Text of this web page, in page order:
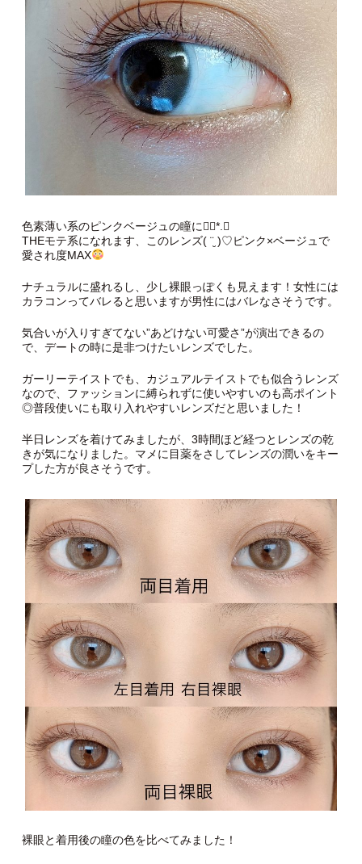
色素薄い系のピンクベージュの瞳に❁⃘*.ﾟ
THEモテ系になれます、このレンズ( ¨̮ )︎︎♡ピンク×ベージュで
愛され度MAX
ナチュラルに盛れるし、少し裸眼っぽくも見えます！女性には
カラコンってバレると思いますが男性にはバレなさそうです。
気合いが入りすぎてない”あどけない可愛さ”が演出できるの
で、デートの時に是非つけたいレンズでした。
ガーリーテイストでも、カジュアルテイストでも似合うレンズ
なので、ファッションに縛られずに使いやすいのも高ポイント
◎普段使いにも取り入れやすいレンズだと思いました！
半日レンズを着けてみましたが、3時間ほど経つとレンズの乾
きが気になりました。マメに目薬をさしてレンズの潤いをキー
プした方が良さそうです。
裸眼と着用後の瞳の色を比べてみました！